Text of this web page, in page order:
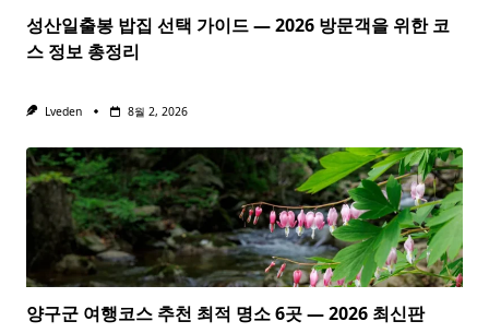
성산일출봉 밥집 선택 가이드 — 2026 방문객을 위한 코
스 정보 총정리
Lveden 8월 2, 2026
양구군 여행코스 추천 최적 명소 6곳 — 2026 최신판